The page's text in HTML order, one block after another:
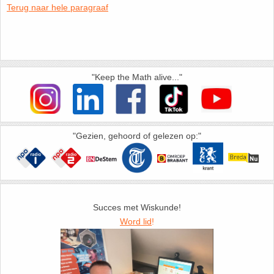
Terug naar hele paragraaf
"Keep the Math alive..."
"Gezien, gehoord of gelezen op:"
Succes met Wiskunde!
Word lid!
HAVO 5B - Hoofdstuk 10 - Meetkundige
VWO
(Nog geen toetsen)
19. Omtrek cirkel
20. Oppervlakte cilinder
21. Oppervlakte cirkel
22. Oppervlakte driehoek
23. Oppervlakte kegel
25. Oppervlakte trapezium